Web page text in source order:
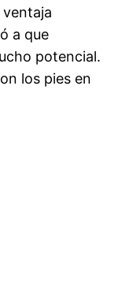
a que
potencial.
los pies en